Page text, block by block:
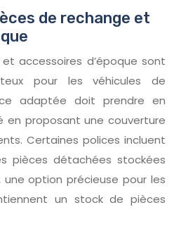
de rechange et
accessoires d’époque sont
pour les véhicules de
adaptée doit prendre en
proposant une couverture
Certaines polices incluent
pièces détachées stockées
option précieuse pour les
un stock de pièces